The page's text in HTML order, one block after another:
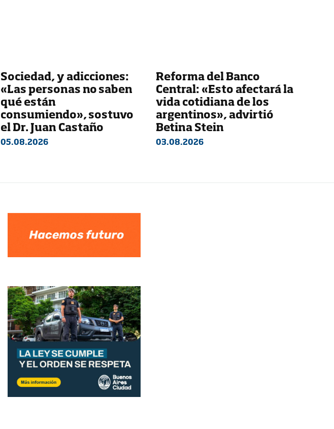
Sociedad, y adicciones:
«Las personas no saben
qué están
consumiendo», sostuvo
el Dr. Juan Castaño
05.08.2026
Reforma del Banco
Central: «Esto afectará la
vida cotidiana de los
argentinos», advirtió
Betina Stein
03.08.2026